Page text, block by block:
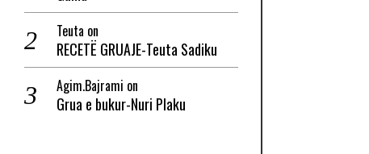
Teuta on
RECETË GRUAJE-Teuta Sadiku
Agim.Bajrami on
Grua e bukur-Nuri Plaku